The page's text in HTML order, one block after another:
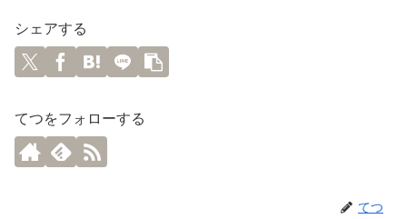
シェアする
てつをフォローする
てつ